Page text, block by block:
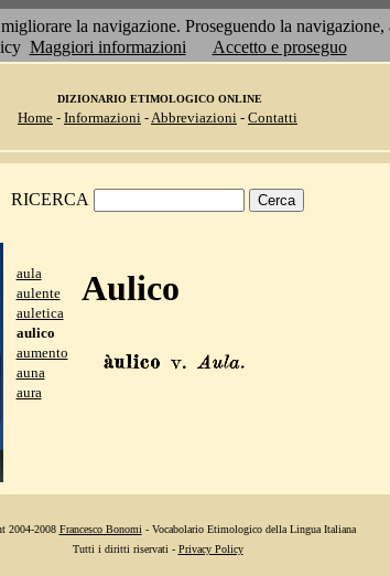
la navigazione. Proseguendo la
Maggiori informazioni Accetto e proseguo
DIZIONARIO ETIMOLOGICO ONLINE
Home - Informazioni -Abbreviazioni - Contatti
RICERCA
aula
aulente
auletica
aulico
aumento
auna
aura
Aulico
2004-2008 Francesco Bonomi - Vocabolario Etimologico della Lingua Italiana
Tutti i diritti riservati - Privacy Policy